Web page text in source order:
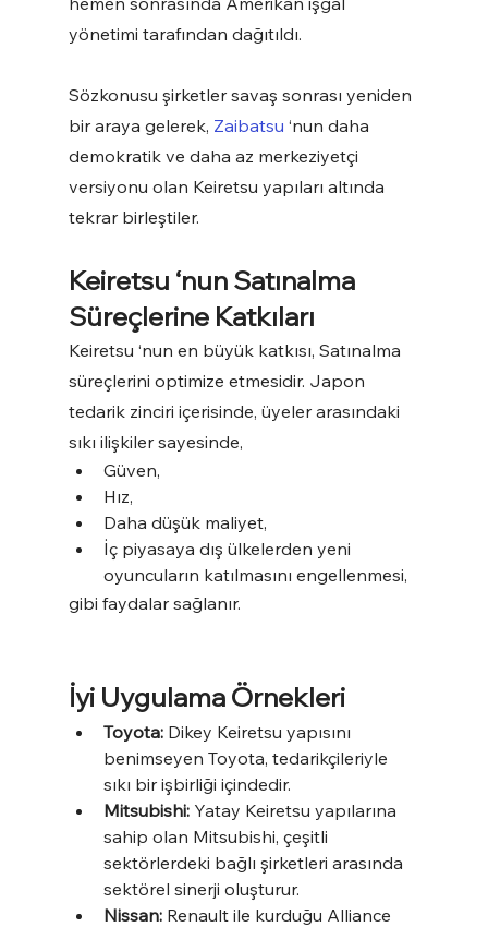
yönetimi tarafından dağıtıldı.
Sözkonusu şirketler savaş sonrası yeniden
bir araya gelerek, Zaibatsu ‘nun daha
demokratik ve daha az merkeziyetçi
versiyonu olan Keiretsu yapıları altında
tekrar birleştiler.
Keiretsu ‘nun Satınalma
Süreçlerine Katkıları
Keiretsu ‘nun en büyük katkısı, Satınalma
süreçlerini optimize etmesidir. Japon
tedarik zinciri içerisinde, üyeler arasındaki
sıkı ilişkiler sayesinde,
Güven,
Hız,
Daha düşük maliyet,
İç piyasaya dış ülkelerden yeni
oyuncuların katılmasını engellenmesi,
gibi faydalar sağlanır.
İyi Uygulama Örnekleri
Toyota: Dikey Keiretsu yapısını
benimseyen Toyota, tedarikçileriyle
sıkı bir işbirliği içindedir.
Mitsubishi: Yatay Keiretsu yapılarına
sahip olan Mitsubishi, çeşitli
sektörlerdeki bağlı şirketleri arasında
sektörel sinerji oluşturur.
Nissan: Renault ile kurduğu Alliance